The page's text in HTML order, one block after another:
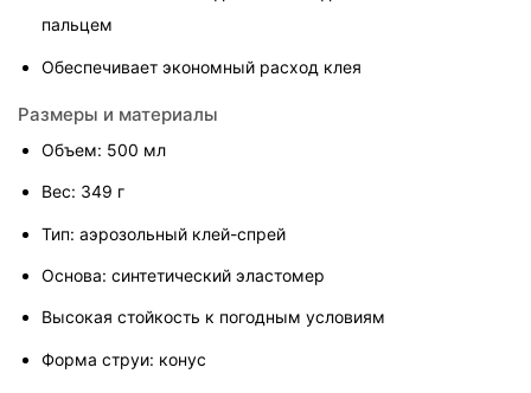
пальцем
Обеспечивает экономный расход клея
Размеры и материалы
Объем: 500 мл
Вес: 349 г
Тип: аэрозольный клей-спрей
Основа: синтетический эластомер
Высокая стойкость к погодным условиям
Форма струи: конус